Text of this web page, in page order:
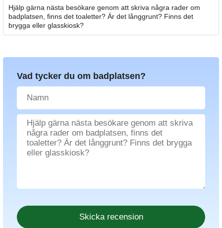
Hjälp gärna nästa besökare genom att skriva några rader om
badplatsen, finns det toaletter? Är det långgrunt? Finns det
brygga eller glasskiosk?
Vad tycker du om badplatsen?